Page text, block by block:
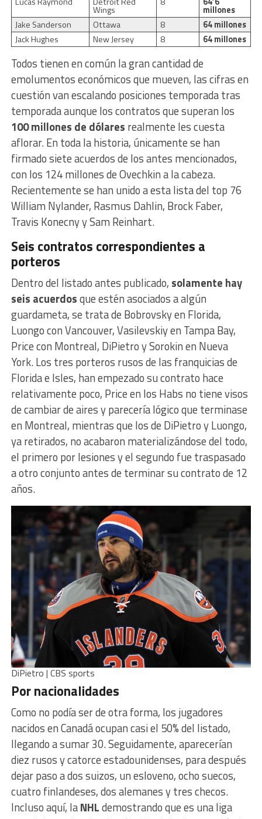
Wings
millones
Jake Sanderson
Ottawa 8
64 millones
Jack Hughes
New Jersey 8 64 millones
Todos tienen en común la gran cantidad de
emolumentos económicos que mueven, las cifras en
cuestión van escalando posiciones temporada tras
temporada aunque los contratos que superan los
100 millones de dólares realmente les cuesta
aflorar. En toda la historia, únicamente se han
firmado siete acuerdos de los antes mencionados,
con los 124 millones de Ovechkin a la cabeza.
Recientemente se han unido a esta lista del top 76
William Nylander, Rasmus Dahlin, Brock Faber,
Travis Konecny y Sam Reinhart.
Seis contratos correspondientes a
porteros
Dentro del listado antes publicado, solamente hay
seis acuerdosque estén asociados a algún
guardameta, se trata de Bobrovsky en Florida,
Luongo con Vancouver, Vasilevskiy en Tampa Bay,
Price con Montreal, DiPietro y Sorokin en Nueva
York. Los tres porteros rusos de las franquicias de
Florida e Isles, han empezado su contrato hace
relativamente poco, Price en los Habs no tiene visos
de cambiar de aires y parecería lógico que terminase
en Montreal, mientras que los de DiPietro y Luongo,
ya retirados, no acabaron materializándose del todo,
el primero por lesiones y el segundo fue traspasado
a otro conjunto antes de terminar su contrato de 12
años.
DiPietro | CBS sports
Por nacionalidades
Como no podía ser de otra forma, los jugadores
nacidos en Canadá ocupan casi el 50% del listado,
llegando a sumar 30. Seguidamente, aparecerían
diez rusos y catorce estadounidenses, para después
dejar paso a dos suizos, un esloveno, ocho suecos,
cuatro finlandeses, dos alemanes y tres checos.
Incluso aquí, laNHLdemostrando que es una liga